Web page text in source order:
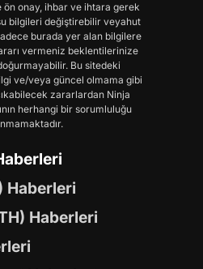
onay, ihbar ve ihtara gerek
bilgileri değiştirebilir veyahut
burada yer alan bilgilere
vermeniz beklentilerinize
Bu sitedeki
ve/veya güncel olmama gibi
zararlardan Ninja
herhangi bir sorumluluğu
Haberleri
Haberleri